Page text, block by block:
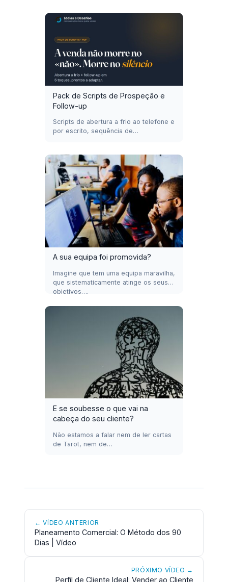
Pack de Scripts de Prospeção e
Follow-up
Scripts de abertura a frio ao telefone e
por escrito, sequência de…
A sua equipa foi promovida?
Imagine que tem uma equipa maravilha,
que sistematicamente atinge os seus
objetivos….
E se soubesse o que vai na
cabeça do seu cliente?
Não estamos a falar nem de ler cartas
de Tarot, nem de…
← VÍDEO ANTERIOR
Planeamento Comercial: O Método dos 90
Dias | Vídeo
PRÓXIMO VÍDEO →
Perfil de Cliente Ideal: Vender ao Cliente